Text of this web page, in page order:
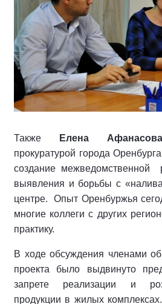
Также Елена Афанасова
прокуратурой города
создание межведомственной
выявления и борьбы с
центре. Опыт Оренбуржья
многие коллеги с других
практику.
В ходе обсуждения членами
проекта было выдвинуто
запрете реализации и
продукции в жилых